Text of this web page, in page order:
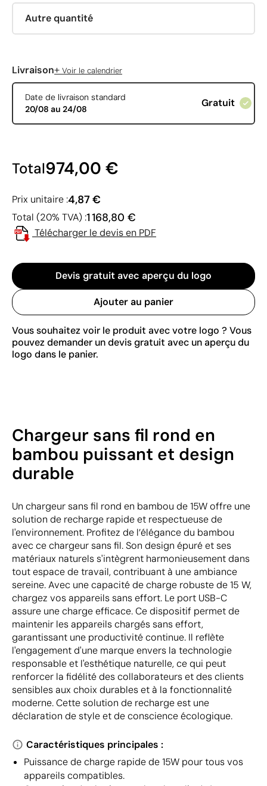
Autre quantité
Livraison+ Voir le calendrier
Date de livraison standard
20/08 au 24/08
Gratuit
Total974,00 €
Prix unitaire :4,87 €
Total (20% TVA) :1 168,80 €
Télécharger le devis en PDF
Devis gratuit avec aperçu du logo
Ajouter au panier
Vous souhaitez voir le produit avec votre logo ? Vous
pouvez demander un devis gratuit avec un aperçu du
logo dans le panier.
Chargeur sans fil rond en
bambou puissant et design
durable
Un chargeur sans fil rond en bambou de 15W offre une
solution de recharge rapide et respectueuse de
l'environnement. Profitez de l’élégance du bambou
avec ce chargeur sans fil. Son design épuré et ses
matériaux naturels s'intègrent harmonieusement dans
tout espace de travail, contribuant à une ambiance
sereine. Avec une capacité de charge robuste de 15 W,
chargez vos appareils sans effort. Le port USB-C
assure une charge efficace. Ce dispositif permet de
maintenir les appareils chargés sans effort,
garantissant une productivité continue. Il reflète
l'engagement d'une marque envers la technologie
responsable et l'esthétique naturelle, ce qui peut
renforcer la fidélité des collaborateurs et des clients
sensibles aux choix durables et à la fonctionnalité
moderne. Cette solution de recharge est une
déclaration de style et de conscience écologique.
Caractéristiques principales :
Puissance de charge rapide de 15W pour tous vos
appareils compatibles.